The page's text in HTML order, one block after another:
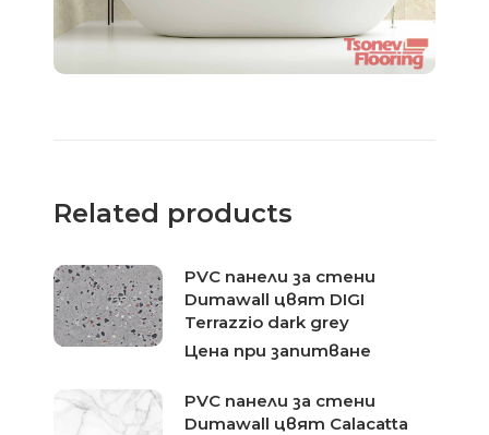
Related products
PVC панели за стени
Dumawall цвят DIGI
Terrazzio dark grey
Цена при запитване
PVC панели за стени
Dumawall цвят Calacatta